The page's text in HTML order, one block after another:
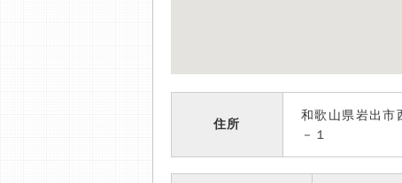
住所
和歌山県岩出市
－１